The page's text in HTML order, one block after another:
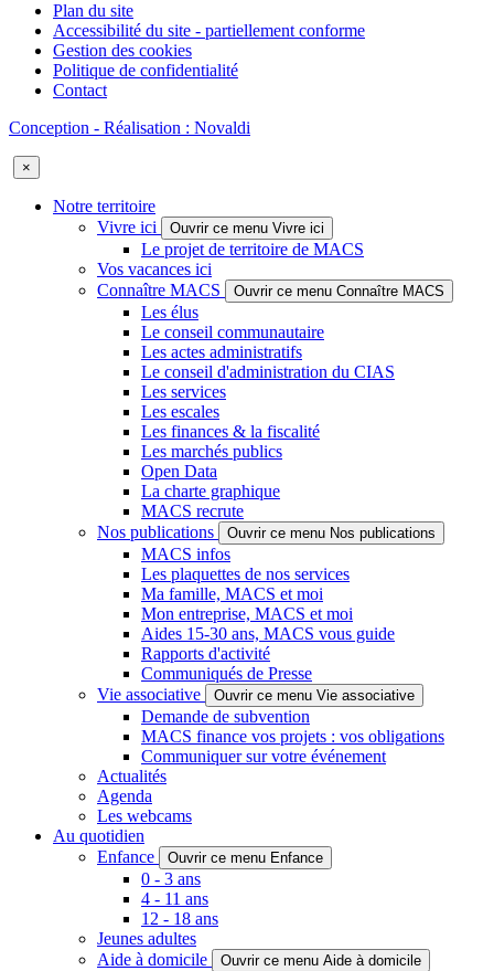
Plan du site
Accessibilité du site - partiellement conforme
Gestion des cookies
Politique de confidentialité
Contact
Conception - Réalisation : Novaldi
×
Notre territoire
Vivre ici
Ouvrir ce menu Vivre ici
Le projet de territoire de MACS
Vos vacances ici
Connaître MACS
Ouvrir ce menu Connaître MACS
Les élus
Le conseil communautaire
Les actes administratifs
Le conseil d'administration du CIAS
Les services
Les escales
Les finances & la fiscalité
Les marchés publics
Open Data
La charte graphique
MACS recrute
Nos publications
Ouvrir ce menu Nos publications
MACS infos
Les plaquettes de nos services
Ma famille, MACS et moi
Mon entreprise, MACS et moi
Aides 15-30 ans, MACS vous guide
Rapports d'activité
Communiqués de Presse
Vie associative
Ouvrir ce menu Vie associative
Demande de subvention
MACS finance vos projets : vos obligations
Communiquer sur votre événement
Actualités
Agenda
Les webcams
Au quotidien
Enfance
Ouvrir ce menu Enfance
0 - 3 ans
4 - 11 ans
12 - 18 ans
Jeunes adultes
Aide à domicile
Ouvrir ce menu Aide à domicile